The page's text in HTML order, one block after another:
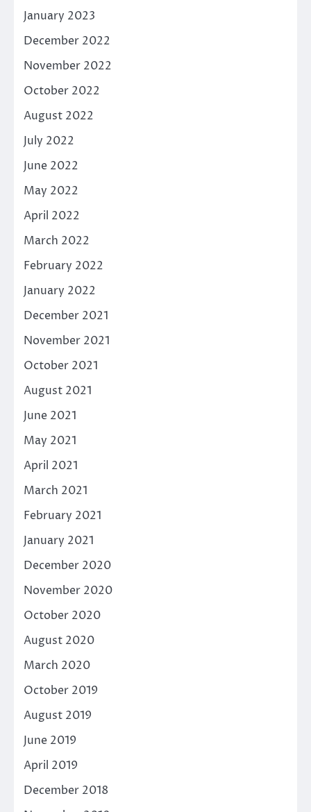
January 2023
December 2022
November 2022
October 2022
August 2022
July 2022
June 2022
May 2022
April 2022
March 2022
February 2022
January 2022
December 2021
November 2021
October 2021
August 2021
June 2021
May 2021
April 2021
March 2021
February 2021
January 2021
December 2020
November 2020
October 2020
August 2020
March 2020
October 2019
August 2019
June 2019
April 2019
December 2018